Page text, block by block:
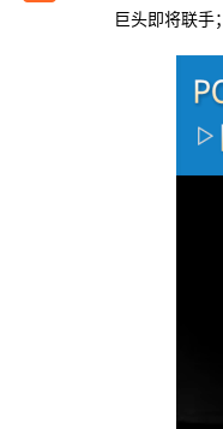
巨头即将联手